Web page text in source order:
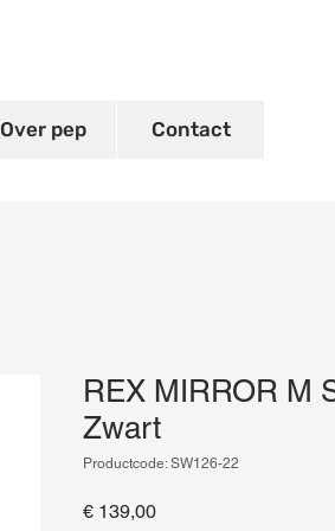
Over pep Contact
REX MIRROR M
Zwart
Productcode: SW126-22
€ 139,00Prijs